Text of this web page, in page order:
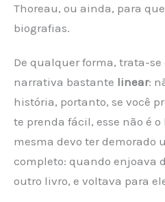
Thoreau, ou ainda, para
biografias.
De qualquer forma, trata-
narrativa bastante linear:
história, portanto, se você
te prenda fácil, esse não é
mesma devo ter demorado
completo: quando enjoava
outro livro, e voltava para